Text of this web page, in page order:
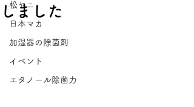
松ヤニ
日本マカ
加湿器の除菌剤
イベント
エタノール除菌力
しました